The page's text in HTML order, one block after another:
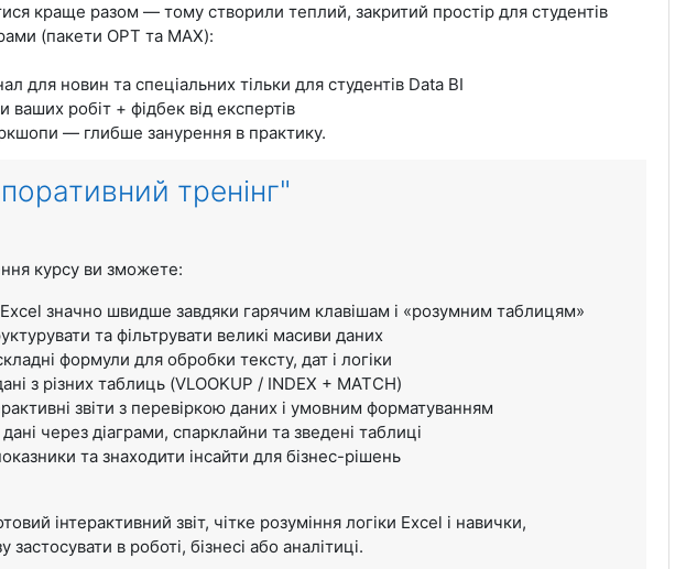
краще разом — тому створили теплий, закритий простір для студентів
(пакети OPT та MAX):
для новин та спеціальних тільки для студентів Data BI
робіт + фідбек від експертів
— глибше занурення в практику.
тренінг"
курсу ви зможете:
значно швидше завдяки гарячим клавішам і «розумним таблицям»
та фільтрувати великі масиви даних
формули для обробки тексту, дат і логіки
з різних таблиць (VLOOKUP / INDEX + MATCH)
звіти з перевіркою даних і умовним форматуванням
дані через діаграми, спарклайни та зведені таблиці
та знаходити інсайти для бізнес-рішень
інтерактивний звіт, чітке розуміння логіки Excel і навички,
застосувати в роботі, бізнесі або аналітиці.